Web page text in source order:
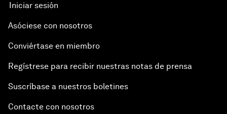
Iniciar sesión
Asóciese con nosotros
Conviértase en miembro
Regístrese para recibir nuestras notas de prensa
Suscríbase a nuestros boletines
Contacte con nosotros